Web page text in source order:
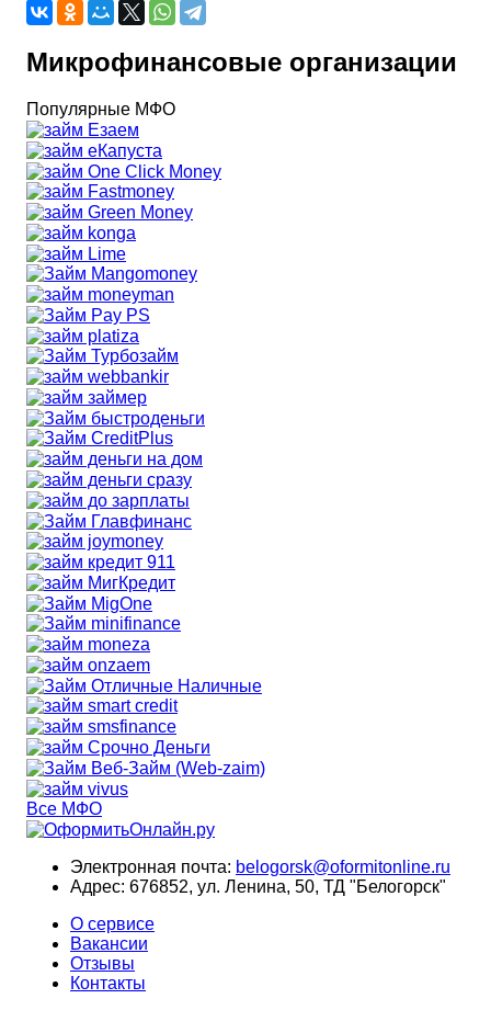
Микрофинансовые организации
Популярные МФО
Все МФО
Электронная почта: belogorsk@oformitonline.ru
Адрес: 676852, ул. Ленина, 50, ТД "Белогорск"
О сервисе
Вакансии
Отзывы
Контакты